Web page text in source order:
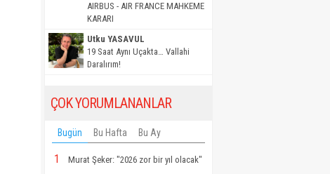
AIRBUS - AIR FRANCE MAHKEME
KARARI
Utku YASAVUL
19 Saat Aynı Uçakta… Vallahi
Daralırım!
ÇOK YORUMLANANLAR
Bugün Bu Hafta Bu Ay
1 Murat Şeker: "2026 zor bir yıl olacak"